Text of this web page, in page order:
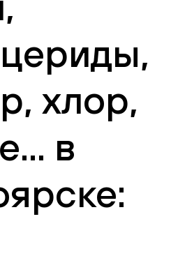
хлор,
в